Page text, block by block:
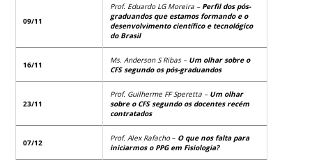
09/11
Prof. Eduardo LG Moreira – Perfil dos pós-
graduandos que estamos formando e o
desenvolvimento científico e tecnológico
do Brasil
16/11 Ms. Anderson S Ribas – Um olhar sobre o
CFS segundo os pós-graduandos
23/11
Prof. Guilherme FF Speretta – Um olhar
sobre o CFS segundo os docentesrecém
contratados
07/12 Prof. Alex Rafacho– O que nos falta para
iniciarmos o PPGem Fisiologia?